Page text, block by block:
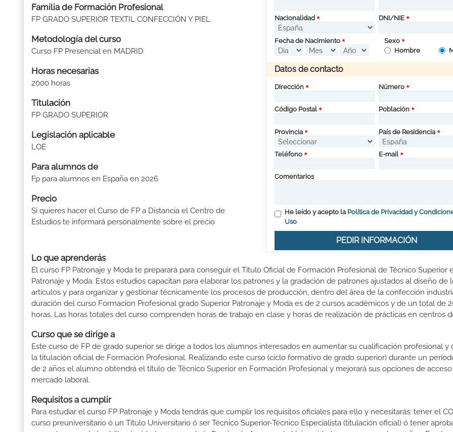
Familia de Formación Profesional
FP GRADO SUPERIOR TEXTIL CONFECCIÓN Y PIEL
Metodología del curso
Curso FP Presencial en MADRID
Horas necesarias
2000 horas
Titulación
FP GRADO SUPERIOR
Legislación aplicable
LOE
Para alumnos de
Fp para alumnos en España en 2026
Precio
Si quieres hacer el Curso de FP a Distancia el Centro de
Estudios te informará personalmente sobre el precio
Nacionalidad DNI/NIE
Fecha de Nacimiento
Sexo
Hombre
Datos de contacto
Dirección Número
Código Postal Población
Provincia País de Residencia
Teléfono E-mail
Comentarios
He leído y acepto la Política de Privacidad y
Uso
PEDIR INFORMACIÓN
Lo que aprenderás
El curso FP Patronaje y Moda te preparará para conseguir el Título Oficial de Formación Profesional de Técnico Superior
Patronaje y Moda. Estos estudios capacitan para elaborar los patrones y la gradación de patrones ajustados al diseño de
artículos y para organizar y gestionar técnicamente los procesos de producción, dentro del área de la confección
duración del curso Formacion Profesional grado Superior Patronaje y Moda es de 2 cursos académicos y de un total de
horas. Las horas totales del curso comprenden horas de trabajo en clase y horas de realización de prácticas en centros
Curso que se dirige a
Este curso de FP de grado superior se dirige a todos los alumnos interesados en aumentar su cualificación profesional y
la titulación oficial de Formación Profesional. Realizando este curso (ciclo formativo de grado superior) durante un
de 2 años el alumno obtendrá el título de Técnico Superior en Formación Profesional y mejorará sus opciones de
mercado laboral.
Requisitos a cumplir
Para estudiar el curso FP Patronaje y Moda tendrás que cumplir los requisitos oficiales para ello y necesitarás: tener el
curso preuniversitario ó un Título Universitario ó ser Técnico Superior-Técnico Especialista (titulación oficial) ó tener